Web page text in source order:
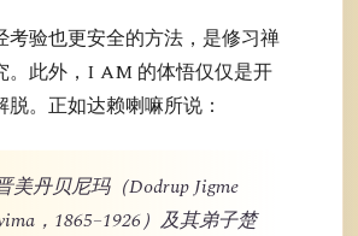
考验也更安全的方法，是修习禅
。此外，I AM 的体悟仅仅是开
。正如达赖喇嘛所说：
美丹贝尼玛（Dodrup Jigme
，1865–1926）及其弟子楚